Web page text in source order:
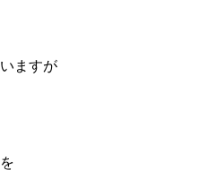
ますが